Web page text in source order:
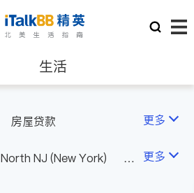
生活
房地产租售
房屋贷款 更多
North NJ (New York)
更多